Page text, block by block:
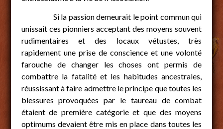
Si la passion demeurait le point commun qui
unissait ces pionniers acceptant des moyens souvent
rudimentaires et des locaux vétustes, très
rapidement une prise de conscience et une volonté
farouche de changer les choses ont permis de
combattre la fatalité et les habitudes ancestrales,
réussissant à faire admettre le principe que toutes les
blessures provoquées par le taureau de combat
étaient de première catégorie et que des moyens
optimums devaient être mis en place dans toutes les